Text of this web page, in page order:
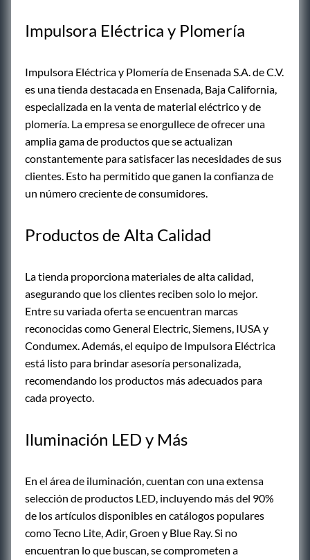
Impulsora Eléctrica y Plomería
Impulsora Eléctrica y Plomería de Ensenada S.A. de C.V.
es una tienda destacada en Ensenada, Baja California,
especializada en la venta de material eléctrico y de
plomería. La empresa se enorgullece de ofrecer una
amplia gama de productos que se actualizan
constantemente para satisfacer las necesidades de sus
clientes. Esto ha permitido que ganen la confianza de
un número creciente de consumidores.
Productos de Alta Calidad
La tienda proporciona materiales de alta calidad,
asegurando que los clientes reciben solo lo mejor.
Entre su variada oferta se encuentran marcas
reconocidas como General Electric, Siemens, IUSA y
Condumex. Además, el equipo de Impulsora Eléctrica
está listo para brindar asesoría personalizada,
recomendando los productos más adecuados para
cada proyecto.
Iluminación LED y Más
En el área de iluminación, cuentan con una extensa
selección de productos LED, incluyendo más del 90%
de los artículos disponibles en catálogos populares
como Tecno Lite, Adir, Groen y Blue Ray. Si no
encuentran lo que buscan, se comprometen a